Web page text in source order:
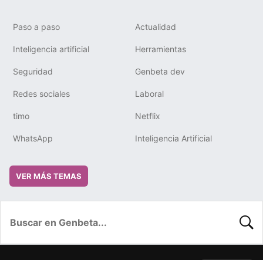
Paso a paso Actualidad
Inteligencia artificial Herramientas
Seguridad Genbeta dev
Redes sociales Laboral
timo Netflix
WhatsApp Inteligencia Artificial
VER MÁS TEMAS